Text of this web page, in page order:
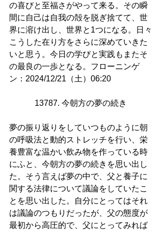
の喜びと至福さがやって来る。その瞬
間に自己は自我の殻を脱ぎ捨てて、世
界に溶け出し、世界と1つになる。日々
こうした在り方をさらに深めていきた
いと思う。今日の学びと実践もまたそ
の最良の一歩となる。フローニンゲ
ン：2024/12/21（土）06:20
13787. 今朝方の夢の続き
夢の振り返りをしていつものように朝
の呼吸法と動的ストレッチを行い、栄
養豊富な温かい飲み物を作っている時
にふと、今朝方の夢の続きを思い出し
た。そう言えば夢の中で、父と養子に
関する法律について議論をしていたこ
とを思い出した。自分にとってはそれ
は議論のつもりだったが、父の態度が
最初から高圧的で、父にとってみれば